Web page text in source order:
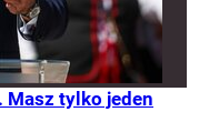
Masz tylko jeden